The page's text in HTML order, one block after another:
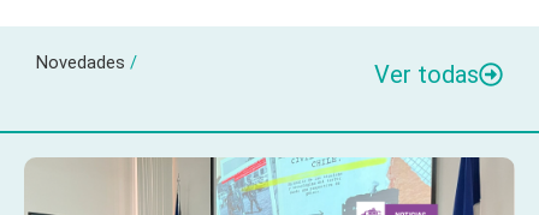
Novedades / Ver todas